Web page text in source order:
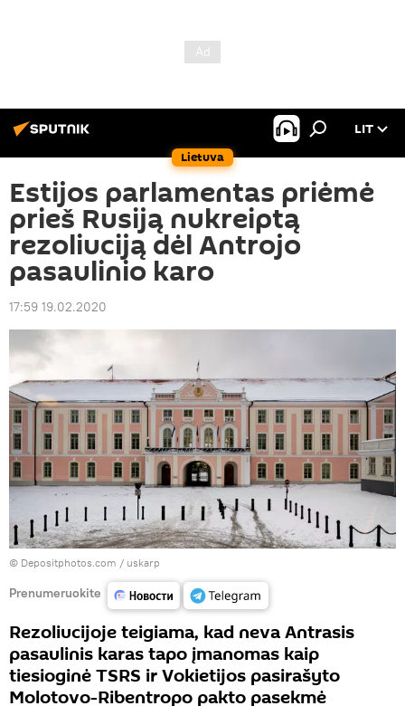
Lietuva
LIT
Estijos parlamentas priėmė
prieš Rusiją nukreiptą
rezoliuciją dėl Antrojo
pasaulinio karo
17:59 19.02.2020
© Depositphotos.com / uskarp
Prenumeruokite
Rezoliucijoje teigiama, kad neva Antrasis
pasaulinis karas tapo įmanomas kaip
tiesioginė TSRS ir Vokietijos pasirašyto
Molotovo-Ribentropo pakto pasekmė